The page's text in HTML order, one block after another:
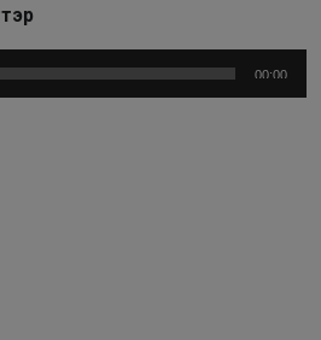
00:00